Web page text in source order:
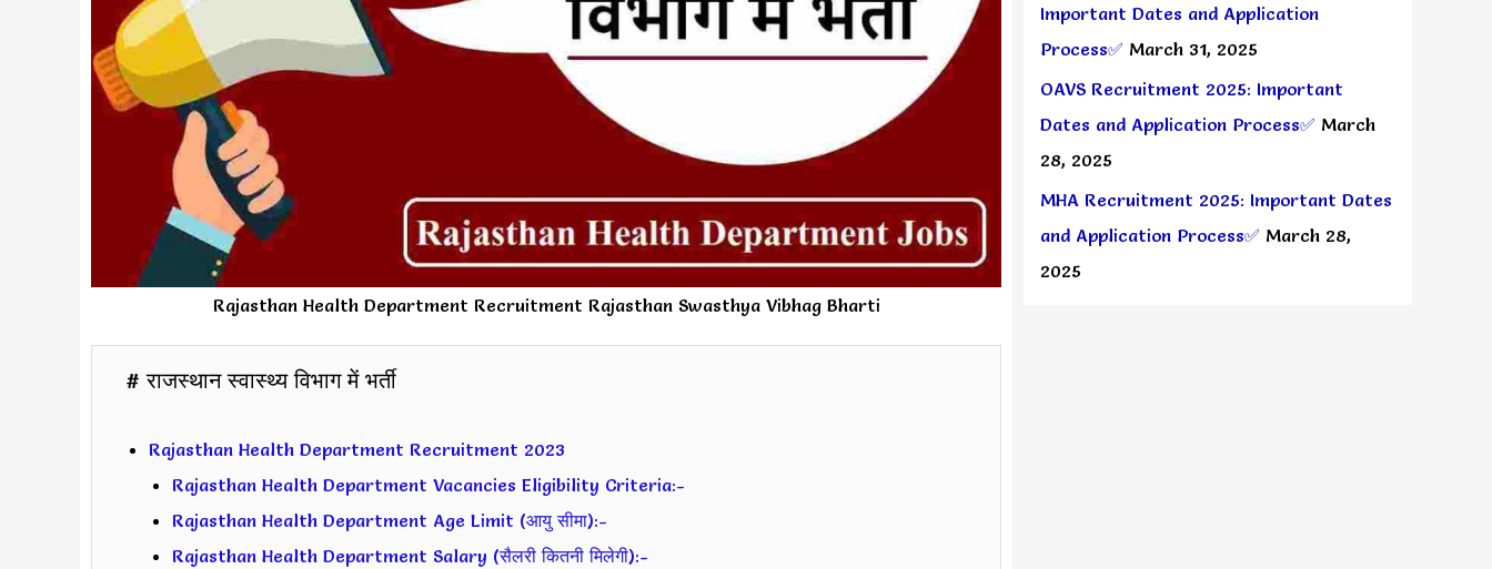
Rajasthan Health Department Recruitment Rajasthan Swasthya Vibhag Bharti
# राजस्थान स्वास्थ्य विभाग में भर्ती
Rajasthan Health Department Recruitment 2023
Rajasthan Health Department Vacancies Eligibility Criteria:-
Rajasthan Health Department Age Limit (आयु सीमा):-
Rajasthan Health Department Salary (सैलरी कितनी मिलेगी):-
Important Dates and Application
Process✅ March 31, 2025
OAVS Recruitment 2025: Important
Dates and Application Process✅ March
28, 2025
MHA Recruitment 2025: Important Dates
and Application Process✅ March 28,
2025